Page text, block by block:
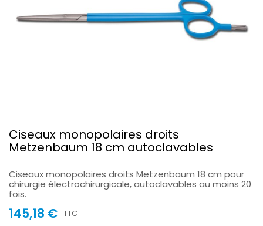
Ciseaux monopolaires droits
Metzenbaum 18 cm autoclavables
Ciseaux monopolaires droits Metzenbaum 18 cm pour
chirurgie électrochirurgicale, autoclavables au moins 20
fois.
145,18 € TTC